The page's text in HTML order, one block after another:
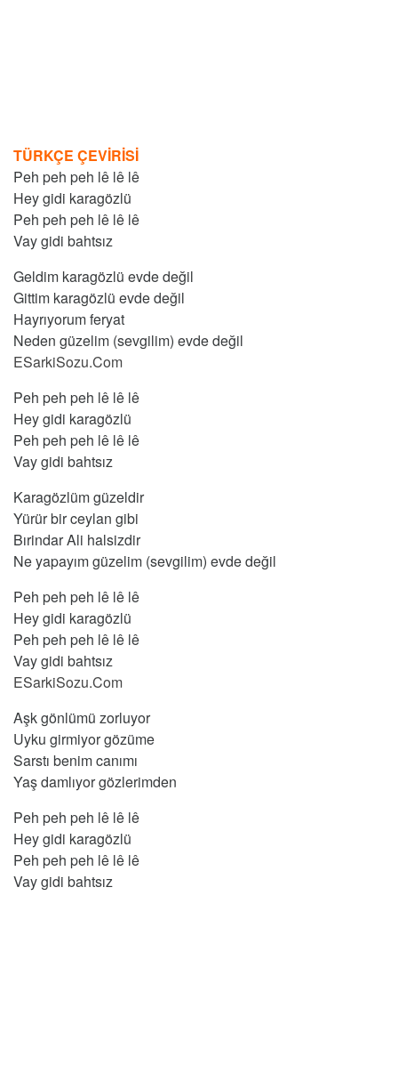
TÜRKÇE ÇEVİRİSİ
Peh peh peh lê lê lê
Hey gidi karagözlü
Peh peh peh lê lê lê
Vay gidi bahtsız
Geldim karagözlü evde değil
Gittim karagözlü evde değil
Hayrıyorum feryat
Neden güzelim (sevgilim) evde değil
ESarkiSozu.Com
Peh peh peh lê lê lê
Hey gidi karagözlü
Peh peh peh lê lê lê
Vay gidi bahtsız
Karagözlüm güzeldir
Yürür bir ceylan gibi
Bırindar Ali halsizdir
Ne yapayım güzelim (sevgilim) evde değil
Peh peh peh lê lê lê
Hey gidi karagözlü
Peh peh peh lê lê lê
Vay gidi bahtsız
ESarkiSozu.Com
Aşk gönlümü zorluyor
Uyku girmiyor gözüme
Sarstı benim canımı
Yaş damlıyor gözlerimden
Peh peh peh lê lê lê
Hey gidi karagözlü
Peh peh peh lê lê lê
Vay gidi bahtsız